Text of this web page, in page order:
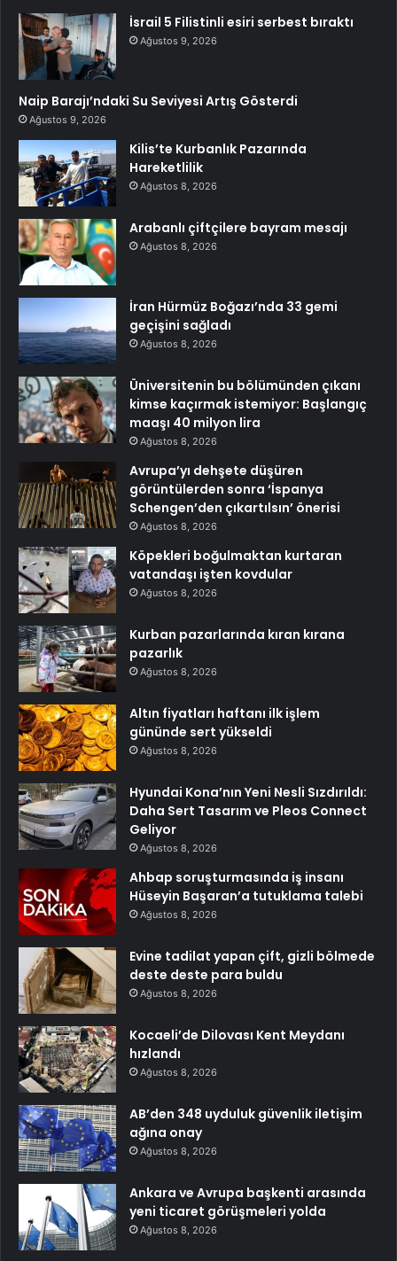
İsrail 5 Filistinli esiri serbest bıraktı
Ağustos 9, 2026
Naip Barajı’ndaki Su Seviyesi Artış Gösterdi
Ağustos 9, 2026
Kilis’te Kurbanlık Pazarında
Hareketlilik
Ağustos 8, 2026
Arabanlı çiftçilere bayram mesajı
Ağustos 8, 2026
İran Hürmüz Boğazı’nda 33 gemi
geçişini sağladı
Ağustos 8, 2026
Üniversitenin bu bölümünden çıkanı
kimse kaçırmak istemiyor: Başlangıç
maaşı 40 milyon lira
Ağustos 8, 2026
Avrupa’yı dehşete düşüren
görüntülerden sonra ‘İspanya
Schengen’den çıkartılsın’ önerisi
Ağustos 8, 2026
Köpekleri boğulmaktan kurtaran
vatandaşı işten kovdular
Ağustos 8, 2026
Kurban pazarlarında kıran kırana
pazarlık
Ağustos 8, 2026
Altın fiyatları haftanı ilk işlem
gününde sert yükseldi
Ağustos 8, 2026
Hyundai Kona’nın Yeni Nesli Sızdırıldı:
Daha Sert Tasarım ve Pleos Connect
Geliyor
Ağustos 8, 2026
Ahbap soruşturmasında iş insanı
Hüseyin Başaran’a tutuklama talebi
Ağustos 8, 2026
Evine tadilat yapan çift, gizli bölmede
deste deste para buldu
Ağustos 8, 2026
Kocaeli’de Dilovası Kent Meydanı
hızlandı
Ağustos 8, 2026
AB’den 348 uyduluk güvenlik iletişim
ağına onay
Ağustos 8, 2026
Ankara ve Avrupa başkenti arasında
yeni ticaret görüşmeleri yolda
Ağustos 8, 2026